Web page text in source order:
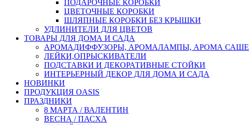
ПОДАРОЧНЫЕ КОРОБКИ
ЦВЕТОЧНЫЕ КОРОБКИ
ШЛЯПНЫЕ КОРОБКИ БЕЗ КРЫШКИ
УДЛИНИТЕЛИ ДЛЯ ЦВЕТОВ
ТОВАРЫ ДЛЯ ДОМА И САДА
АРОМАДИФФУЗОРЫ, АРОМАЛАМПЫ, АРОМА САШЕ
ЛЕЙКИ,ОПРЫСКИВАТЕЛИ
ПОДСТАВКИ И ДЕКОРАТИВНЫЕ СТОЙКИ
ИНТЕРЬЕРНЫЙ ДЕКОР ДЛЯ ДОМА И САДА
НОВИНКИ
ПРОДУКЦИЯ OASIS
ПРАЗДНИКИ
8 МАРТА / ВАЛЕНТИН
ВЕСНА / ПАСХА